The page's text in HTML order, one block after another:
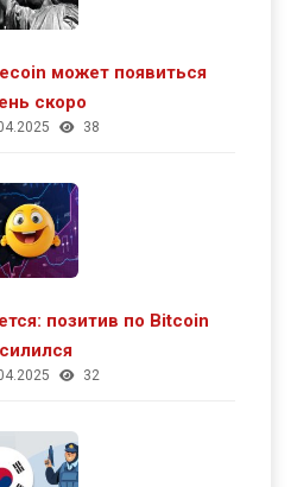
может появиться
скоро
38
позитив по Bitcoin
32